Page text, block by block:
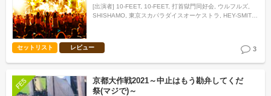
[出演者] 10-FEET, 10-FEET, 打首獄門同好会, ウルフルズ,
SHISHAMO, 東京スカパラダイスオーケストラ, HEY-SMITH,
セットリスト レビュー 3
京都大作戦2021～中止はもう勘弁してくだ
祭(マジで)～